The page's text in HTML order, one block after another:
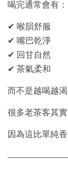
喝完通常會有：
✔ 喉韻舒服
✔ 嘴巴乾淨
✔ 回甘自然
✔ 茶氣柔和
而不是越喝越渴
很多老茶客其
因為這比單純